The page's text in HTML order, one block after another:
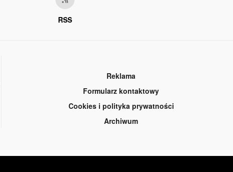
RSS
Reklama
Formularz kontaktowy
Cookies i polityka prywatności
Archiwum